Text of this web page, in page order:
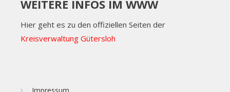
WEITERE INFOS IM WWW
Hier geht es zu den offiziellen Seiten der
Kreisverwaltung Gütersloh